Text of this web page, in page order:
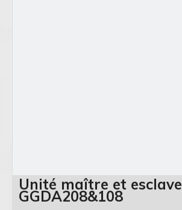
Unité maître et esclave
GGDA208&108